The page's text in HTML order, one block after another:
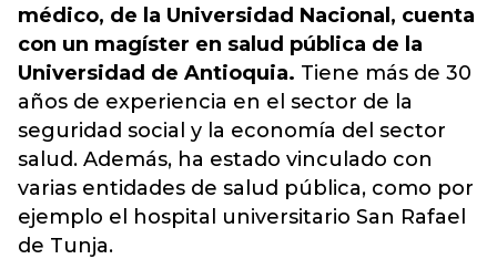
médico, de la Universidad Nacional, cuenta
con un magíster en salud pública de la
Universidad de Antioquia. Tiene más de 30
años de experiencia en el sector de la
seguridad social y la economía del sector
salud. Además, ha estado vinculado con
varias entidades de salud pública, como por
ejemplo el hospital universitario San Rafael
de Tunja.